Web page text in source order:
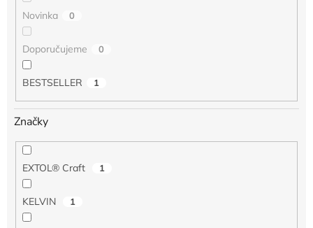
Novinka 0
Doporučujeme 0
BESTSELLER 1
Značky
EXTOL® Craft 1
KELVIN 1